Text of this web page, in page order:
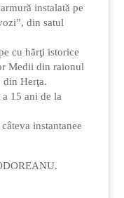
instalată pe
din satul
cu hărţi istorice
Medii din raionul
din Herţa.
15 ani de la
instantanee